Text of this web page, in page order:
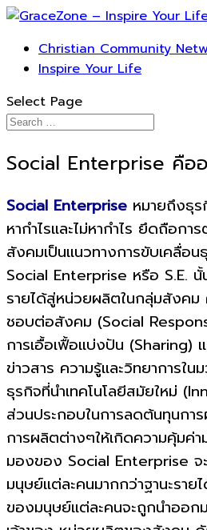
Christian Community
Inspire Your Life
Select Page
Social Enterprise คืออ
Social Enterprise หมายถึงธุร
หากำไรและไม่หากำไร ยึดถือกา
สังคมเป็นแนวทางการขับเคลื่อ
Social Enterprise หรือ S.E. นั้
รายได้สู่หน่วยผลิตในกลุ่มสังค
ชอบต่อสังคม (Social
การเอื้อเฟื้อแบ่งปัน (Sharing)
ข่าวสาร ความรู้และวิทยาการใน
ธุรกิจที่นำเทคโนโลยีสมัยใหม่
ส่วนประกอบในการลดต้นทุนกา
การผลิตต่างๆให้เกิดความคุ้มค่
มองของ Social Enterprise
มนุษย์แต่ละคนมากกว่าฐานะรา
ของมนุษย์แต่ละคนจะถูกนำออกม